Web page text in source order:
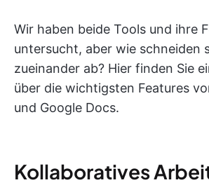
Wir haben beide Tools und ihre
untersucht, aber wie schneiden
zueinander ab? Hier finden Sie
über die wichtigsten Features
und Google Docs.
Kollaboratives